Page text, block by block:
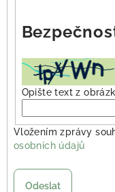
Opište text z
Vložením zprávy
osobních údajů
Odeslat